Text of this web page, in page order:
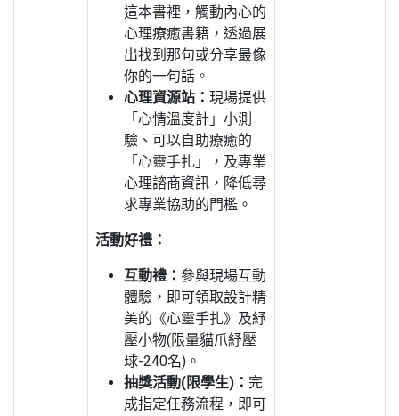
這本書裡，觸動內心的
心理療癒書籍，透過展
出找到那句或分享最像
你的一句話。
心理資源站： 現場提供
「心情溫度計」小測
驗、可以自助療癒的
「心靈手扎」，及專業
心理諮商資訊，降低尋
求專業協助的門檻。
活動好禮：
互動禮： 參與現場互動
體驗，即可領取設計精
美的《心靈手扎》及紓
壓小物(限量貓爪紓壓
球-240名)。
抽獎活動(限學生)： 完
成指定任務流程，即可